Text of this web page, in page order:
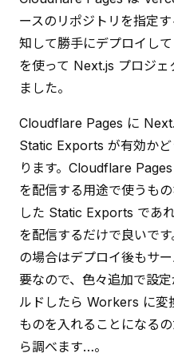
ースのリポジトリを指定
知して勝手にデプロイし
を使って Next.js プロジ
ました。
Cloudflare Pages に
Static Exports が有効か
ります。Cloudflare
を配信する用途で使うも
した Static Exports であ
を配信するだけで良いで
の場合はデプロイ後もサ
要なので、色々追加で設
ルドしたら Workers に変
ものを入れることになる
ら調べます…。